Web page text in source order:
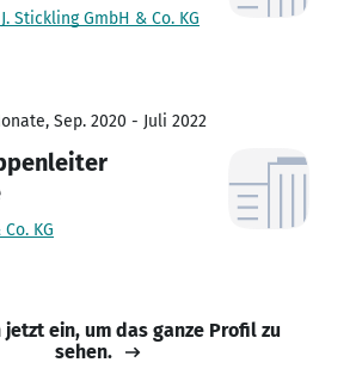
Stickling GmbH & Co. KG
Sep. 2020 - Juli 2022
KG
jetzt ein, um das ganze Profil zu
sehen.